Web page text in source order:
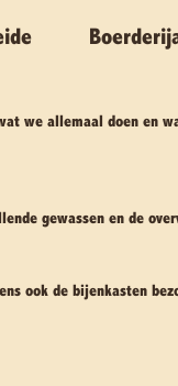
we allemaal doen en
gewassen en de
ook de bijenkasten